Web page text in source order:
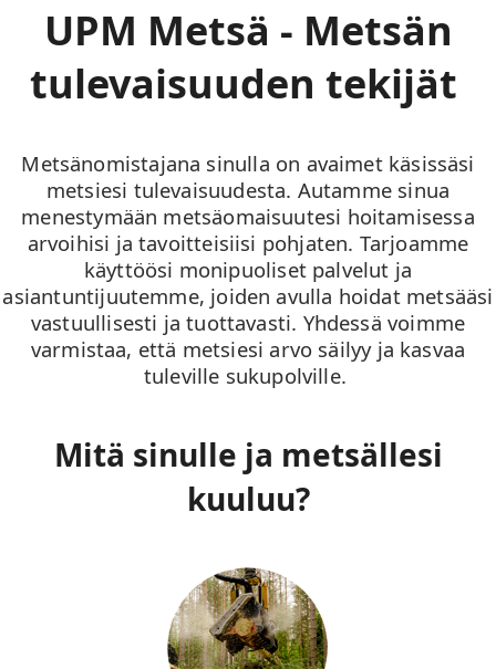
UPM Metsä - Metsän
tulevaisuuden tekijät
Metsänomistajana sinulla on avaimet käsissäsi
metsiesi tulevaisuudesta. Autamme sinua
menestymään metsäomaisuutesi hoitamisessa
arvoihisi ja tavoitteisiisi pohjaten. Tarjoamme
käyttöösi monipuoliset palvelut ja
asiantuntijuutemme, joiden avulla hoidat metsääsi
vastuullisesti ja tuottavasti. Yhdessä voimme
varmistaa, että metsiesi arvo säilyy ja kasvaa
tuleville sukupolville.
Mitä sinulle ja metsällesi
kuuluu?